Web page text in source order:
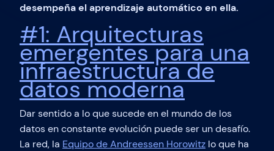
desempeña el aprendizaje automático en ella.
#1: Arquitecturas
emergentes para una
infraestructura de
datos moderna
Dar sentido a lo que sucede en el mundo de los
datos en constante evolución puede ser un desafío.
La red, la Equipo de Andreessen Horowitz lo que ha